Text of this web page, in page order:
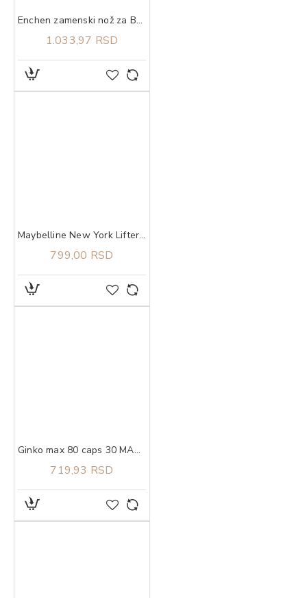
Enchen zamenski nož za Boost Black
1.033,97 RSD
Maybelline New York Lifter Glaze balzam za usne 003 rose bite
799,00 RSD
Ginko max 80 caps 30 MAXMEDICA
719,93 RSD